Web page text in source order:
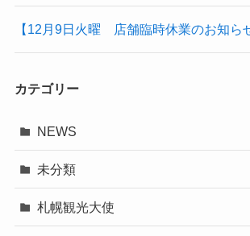
【12月9日火曜 店舗臨時休業のお知ら
カテゴリー
NEWS
未分類
札幌観光大使